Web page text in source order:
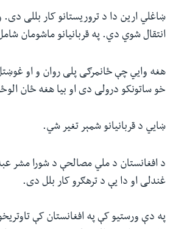
ښاغلي ارین دا د تروریستانو کار بللی
انتقال شوي دي. په قربانیانو ماشومان
هغه وايي چې ځانمرګی پلی روان و او
خو ساتونکو درولی دی او بیا هغه ځان
ښایي د قربانیانو شمېر تغیر شي.
د افغانستان د ملي مصالحې د شورا مشر
غندلی او دا یې د ترهګرو کار بلل دی.
په دې ورستیو کې په افغانستان کې